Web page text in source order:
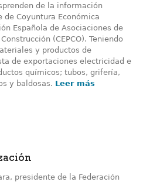
de la información
Coyuntura Económica
Española de Asociaciones de
(CEPCO). Teniendo
y productos de
de exportaciones electricidad e
químicos; tubos, grifería,
y baldosas. Leer más
presidente de la Federación